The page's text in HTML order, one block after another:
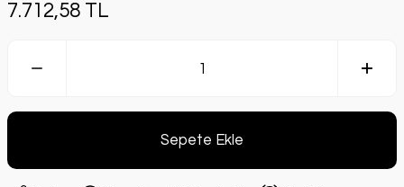
7.712,58 TL
Sepete Ekle